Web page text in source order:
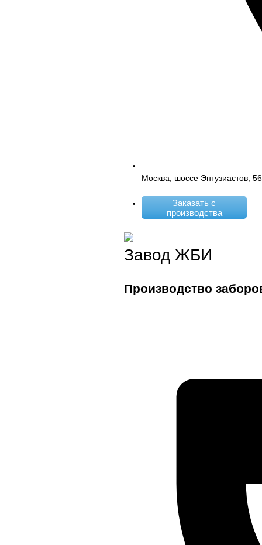
Москва, шоссе Энтузиастов,
Заказать с
производства
Завод ЖБИ
Производство